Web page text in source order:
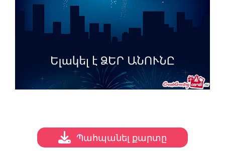
Պահպանել քարտը